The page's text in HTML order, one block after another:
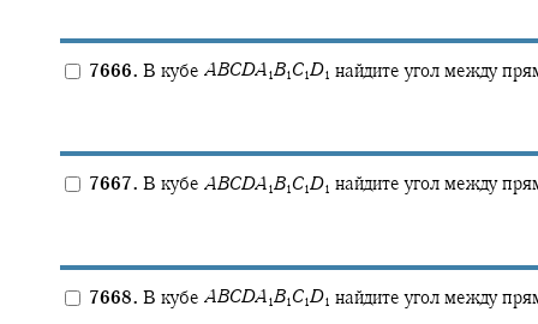
7666. В кубе ABCDA 1B1 C1D1 найдите угол между
7667. В кубе ABCDA 1B1 C1D1 найдите угол между
7668. В кубе ABCDA 1B1 C1D1 найдите угол между